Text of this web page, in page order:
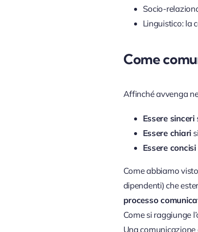
Socio-
Linguistico: la
Come
Affinché avvenga
Essere sinceri
Essere chiari
Essere concisi
Come abbiamo
dipendenti) che
processo
Come si raggiunge
Una